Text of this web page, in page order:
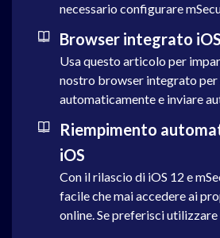
necessario configurare
Browser integrato iOS
Usa questo articolo per
nostro browser integrato
automaticamente e inviare
Riempimento
iOS
Con il rilascio di iOS 12 e
facile che mai accedere ai
online. Se preferisci utilizzare